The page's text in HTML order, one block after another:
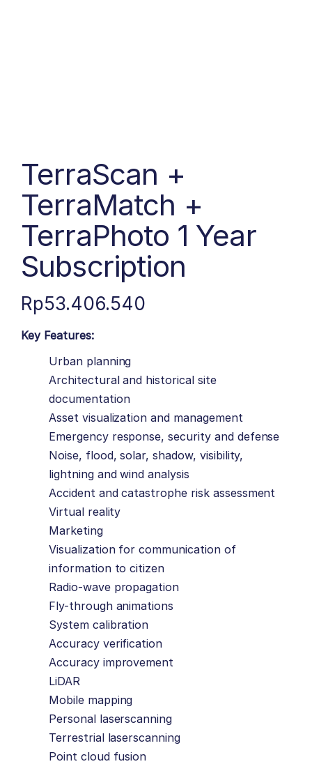
TerraScan +
TerraMatch +
TerraPhoto 1 Year
Subscription
Rp53.406.540
Key Features:
Urban planning
Architectural and historical site
documentation
Asset visualization and management
Emergency response, security and defense
Noise, flood, solar, shadow, visibility,
lightning and wind analysis
Accident and catastrophe risk assessment
Virtual reality
Marketing
Visualization for communication of
information to citizen
Radio-wave propagation
Fly-through animations
System calibration
Accuracy verification
Accuracy improvement
LiDAR
Mobile mapping
Personal laserscanning
Terrestrial laserscanning
Point cloud fusion